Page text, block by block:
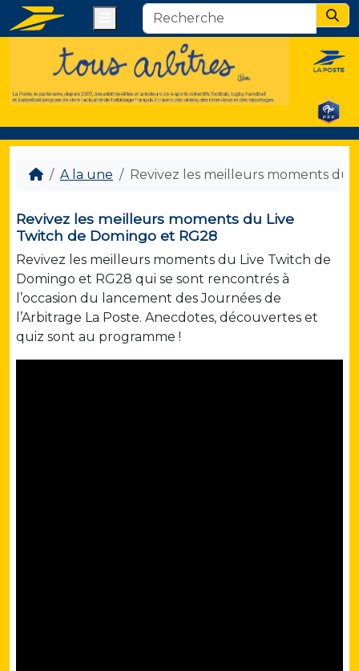
A la une Revivez les meilleurs moments du
Revivez les meilleurs moments du Live
Twitch de Domingo et RG28
Revivez les meilleurs moments du Live Twitch de
Domingo et RG28 qui se sont rencontrés à
l’occasion du lancement des Journées de
l’Arbitrage La Poste. Anecdotes, découvertes et
quiz sont au programme !